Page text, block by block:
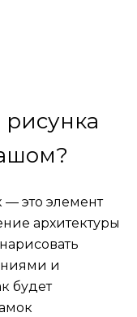
это элемент
архитектуры
и
будет